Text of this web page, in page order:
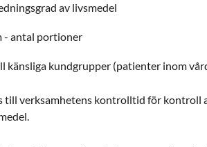
av livsmedel
- antal portioner
känsliga kundgrupper (patienter inom
till verksamhetens kontrolltid för kontroll